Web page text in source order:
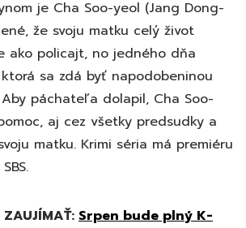
je Cha Soo-yeol (Jang Dong-
že svoju matku celý život
ako policajt, no jedného dňa
sa zdá byť napodobeninou
páchateľa dolapil, Cha Soo-
aj cez všetky predsudky a
matku. Krimi séria má premiéru
Srpen bude plný K-